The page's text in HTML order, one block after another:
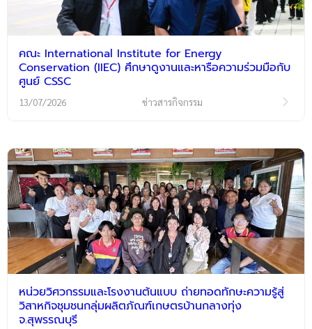
คณะ International Institute for Energy
Conservation (IIEC) ศึกษาดูงานและหารือความร่วมมือกับ
ศูนย์ CSSC
13/07/2026 ข่าวสารกิจกรรม
หน่วยวิศวกรรมและโรงงานต้นแบบ ถ่ายทอดทักษะความรู้สู่
วิสาหกิจชุมชนกลุ่มผลิตภัณฑ์เกษตรบ้านกลางทุ่ง
จ.สุพรรณบุรี